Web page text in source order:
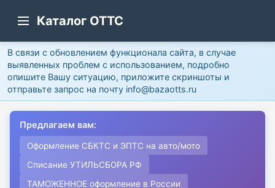
Каталог ОТТС
В связи с обновлением функционала сайта, в случае
выявленных проблем с использованием, подробно
опишите Вашу ситуацию, приложите скриншоты и
отправьте запрос на почту info@bazaotts.ru
Предлагаем вам:
Оформление СБКТС и ЭПТС на авто/мото
Списание УТИЛЬСБОРА РФ
ТАМОЖЕННОЕ оформление в России